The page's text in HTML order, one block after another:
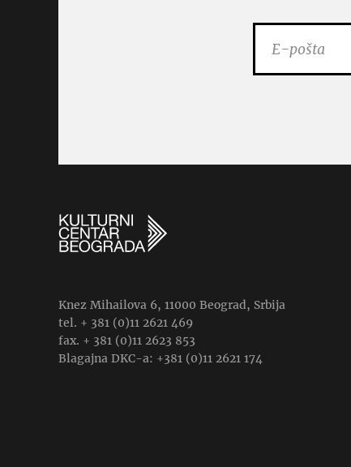
Knez Mihailova 6, 11000 Beograd, Srbija
tel. + 381 (0)11 2621 469
fax. + 381 (0)11 2623 853
Blagajna DKC-a: +381 (0)11 2621 174